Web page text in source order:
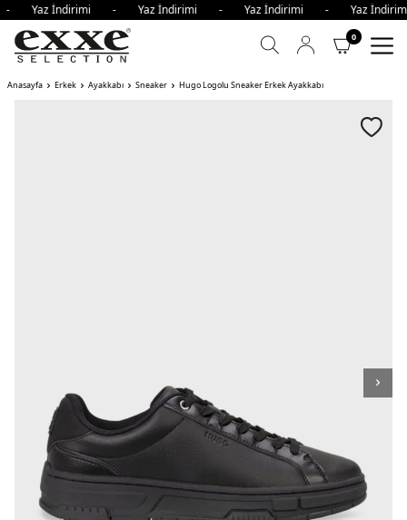
Yaz İndirimi - Yaz İndirimi - Yaz İndirimi - Yaz
0
Anasayfa Erkek Ayakkabı Sneaker Hugo Logolu Sneaker Erkek Ayakkabı